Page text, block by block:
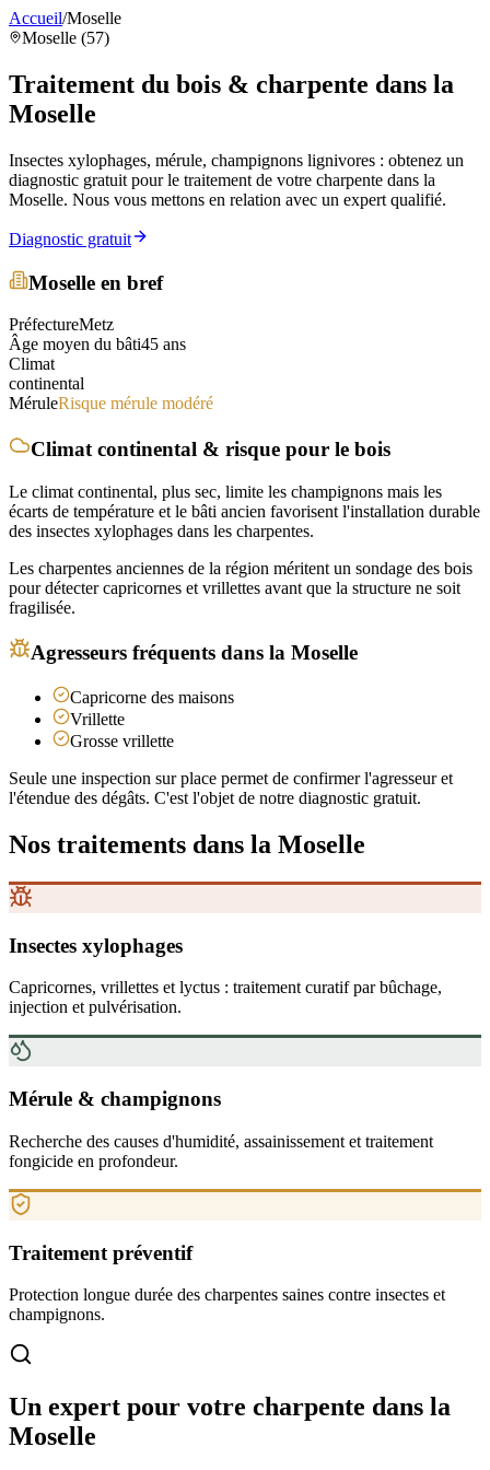
Accueil/Moselle
Moselle (57)
Traitement du bois & charpente dans la
Moselle
Insectes xylophages, mérule, champignons lignivores : obtenez un
diagnostic gratuit pour le traitement de votre charpente dans la
Moselle. Nous vous mettons en relation avec un expert qualifié.
Diagnostic gratuit
Moselle en bref
PréfectureMetz
Âge moyen du bâti45 ans
Climat
continental
MéruleRisque mérule modéré
Climat continental & risque pour le bois
Le climat continental, plus sec, limite les champignons mais les
écarts de température et le bâti ancien favorisent l'installation durable
des insectes xylophages dans les charpentes.
Les charpentes anciennes de la région méritent un sondage des bois
pour détecter capricornes et vrillettes avant que la structure ne soit
fragilisée.
Agresseurs fréquents dans la Moselle
Capricorne des maisons
Vrillette
Grosse vrillette
Seule une inspection sur place permet de confirmer l'agresseur et
l'étendue des dégâts. C'est l'objet de notre diagnostic gratuit.
Nos traitements dans la Moselle
Insectes xylophages
Capricornes, vrillettes et lyctus : traitement curatif par bûchage,
injection et pulvérisation.
Mérule & champignons
Recherche des causes d'humidité, assainissement et traitement
fongicide en profondeur.
Traitement préventif
Protection longue durée des charpentes saines contre insectes et
champignons.
Un expert pour votre charpente dans la
Moselle